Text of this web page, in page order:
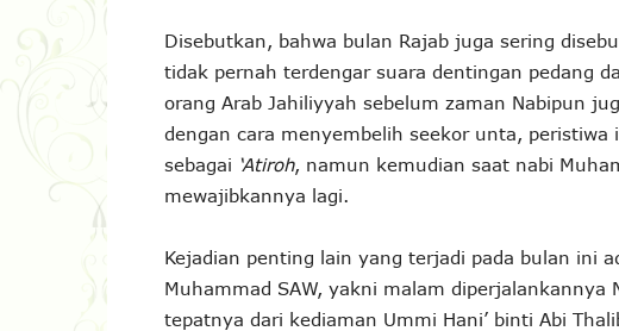
Disebutkan, bahwa bulan Rajab juga sering
tidak pernah terdengar suara dentingan pedang
orang Arab Jahiliyyah sebelum zaman Nabipun
dengan cara menyembelih seekor unta,
sebagai ‘Atiroh, namun kemudian saat nabi
mewajibkannya lagi.
Kejadian penting lain yang terjadi pada bulan ini
Muhammad SAW, yakni malam diperjalankannya
tepatnya dari kediaman Ummi Hani’ binti Abi